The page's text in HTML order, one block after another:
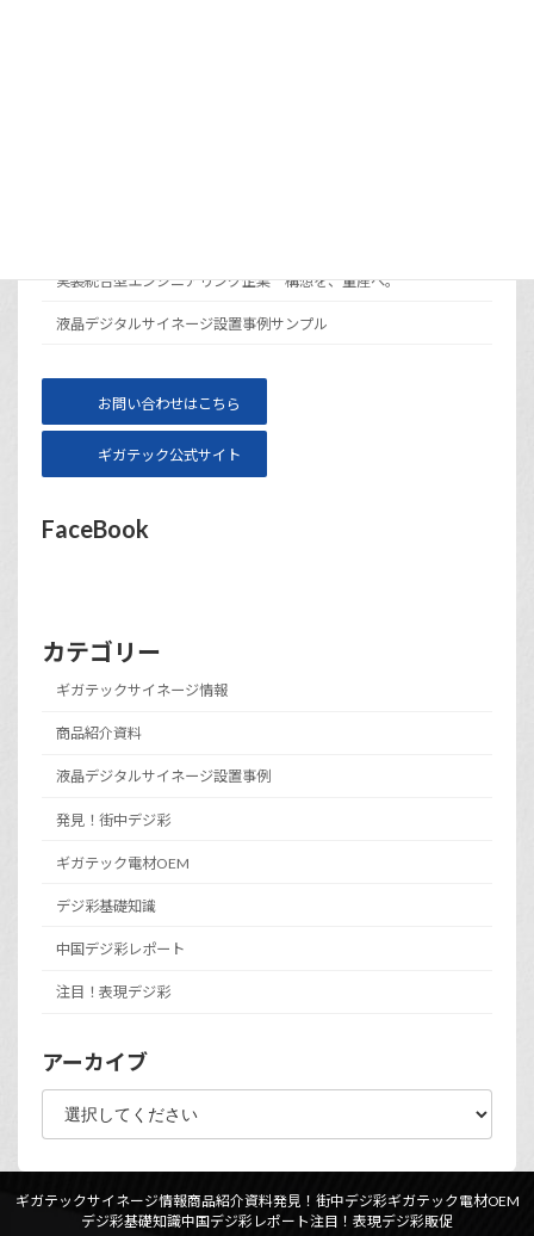
実装統合型エンジニアリング企業 構想を、量産へ。
液晶デジタルサイネージ設置事例サンプル
お問い合わせはこちら
ギガテック公式サイト
FaceBook
カテゴリー
ギガテックサイネージ情報
商品紹介資料
液晶デジタルサイネージ設置事例
発見！街中デジ彩
ギガテック電材OEM
デジ彩基礎知識
中国デジ彩レポート
注目！表現デジ彩
アーカイブ
ギガテックサイネージ情報商品紹介資料発見！街中デジ彩ギガテック電材OEM
デジ彩基礎知識中国デジ彩レポート注目！表現デジ彩販促